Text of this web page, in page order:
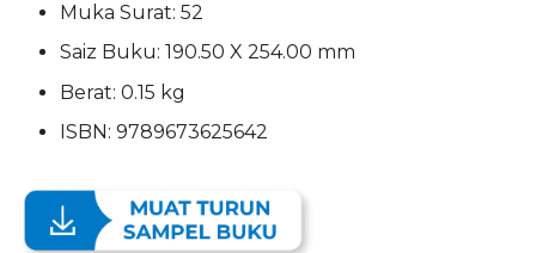
Muka Surat: 52
Saiz Buku: 190.50 X 254.00 mm
Berat: 0.15 kg
ISBN: 9789673625642